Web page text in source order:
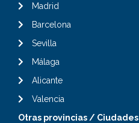
Madrid
Barcelona
Sevilla
Málaga
Alicante
Valencia
Otras provincias / Ciudades